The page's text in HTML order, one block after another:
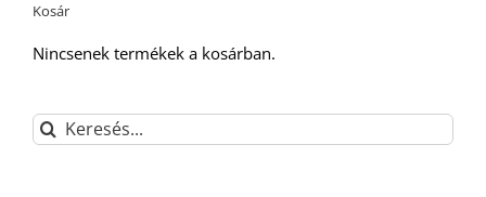
Kosár
Nincsenek termékek a kosárban.
Keresés...